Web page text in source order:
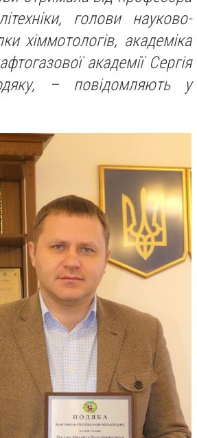
голови науково-
хіммотологів, академіка
академії Сергія
– повідомляють у